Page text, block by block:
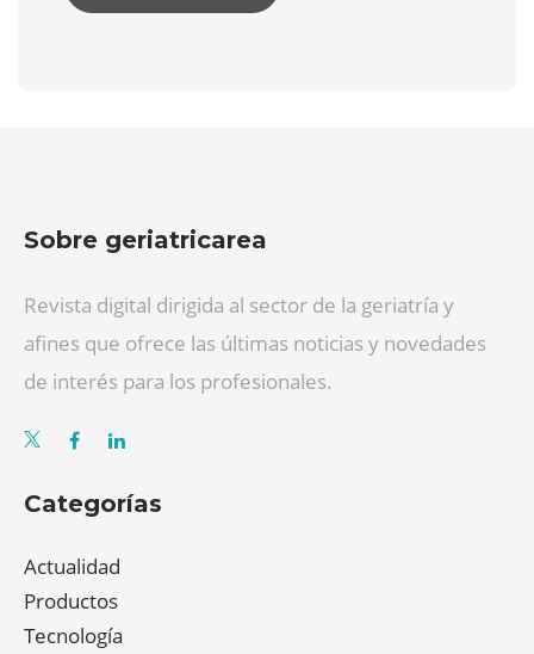
Sobre geriatricarea
Revista digital dirigida al sector de la geriatría y
afines que ofrece las últimas noticias y novedades
de interés para los profesionales.
Categorías
Actualidad
Productos
Tecnología